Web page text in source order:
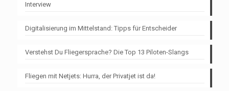
Interview
Digitalisierung im Mittelstand: Tipps für Entscheider
Verstehst Du Fliegersprache? Die Top 13 Piloten-Slangs
Fliegen mit Netjets: Hurra, der Privatjet ist da!